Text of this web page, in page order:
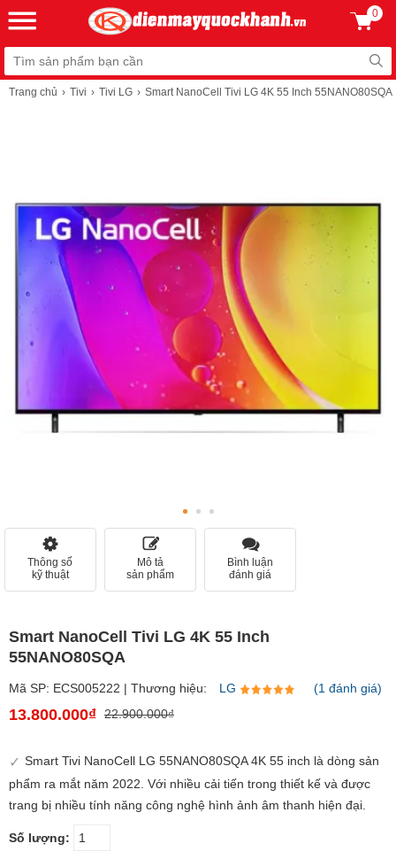
0
Trang chủ Tivi Tivi LG Smart NanoCell Tivi LG 4K 55 Inch 55NANO80SQA
Thông số
kỹ thuật
Mô tả
sản phẩm
Bình luận
đánh giá
Smart NanoCell Tivi LG 4K 55 Inch
55NANO80SQA
Mã SP: ECS005222 | Thương hiệu: LG (1 đánh giá)
13.800.000₫ 22.900.000₫
Smart Tivi NanoCell LG 55NANO80SQA 4K 55 inch là dòng sản
phẩm ra mắt năm 2022. Với nhiều cải tiến trong thiết kế và được
trang bị nhiều tính năng công nghệ hình ảnh âm thanh hiện đại.
Số lượng: